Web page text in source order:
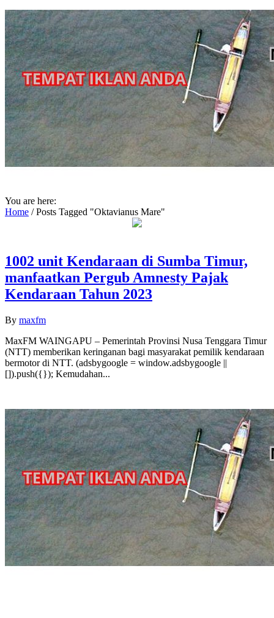
You are here:
Home /Posts Tagged "Oktavianus Mare"
1002 unit Kendaraan di Sumba Timur,
manfaatkan Pergub Amnesty Pajak
Kendaraan Tahun 2023
By maxfm
MaxFM WAINGAPU – Pemerintah Provinsi Nusa Tenggara Timur
(NTT) memberikan keringanan bagi masyarakat pemilik kendaraan
bermotor di NTT. (adsbygoogle = window.adsbygoogle ||
[]).push({}); Kemudahan...